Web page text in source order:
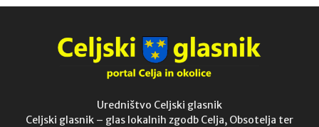
Uredništvo Celjski glasnik
Celjski glasnik – glas lokalnih zgodb Celja, Obsotelja ter